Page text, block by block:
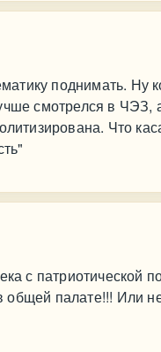
поднимать. Ну
смотрелся в ЧЭЗ,
Что
с патриотической
общей палате!!! Или